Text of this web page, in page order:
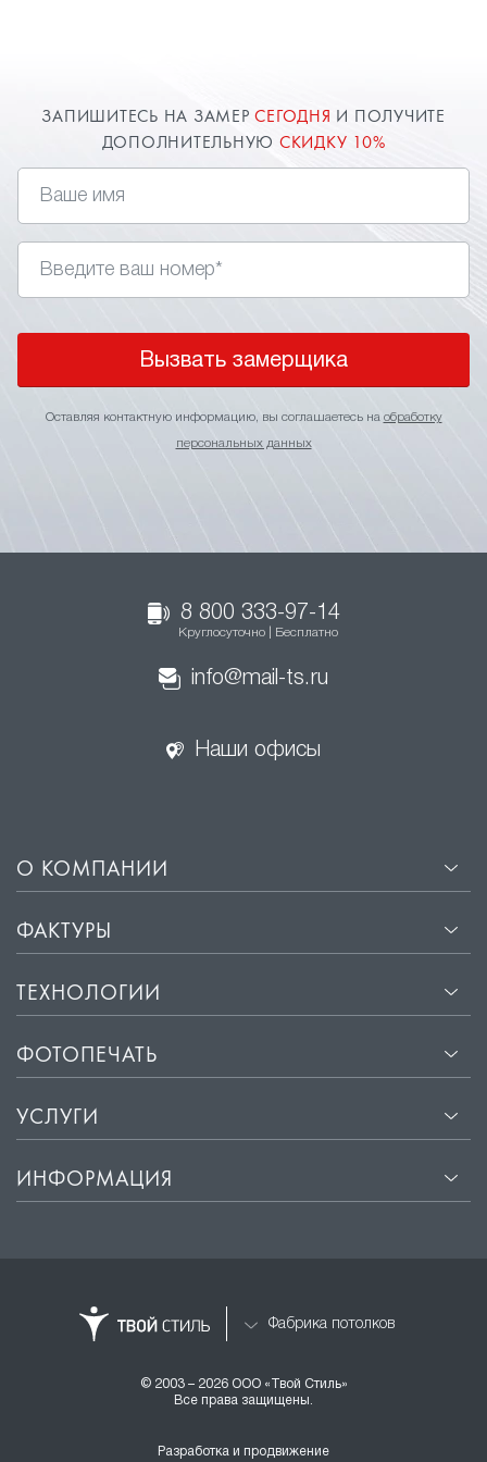
освещение. Заказать и установить натяжные
потолки в спальню вы можете через сайт.
ЗАПИШИТЕСЬ НА ЗАМЕРСЕГОДНЯ И ПОЛУЧИТЕ
ДОПОЛНИТЕЛЬНУЮ СКИДКУ 10%
Вызвать замерщика
Оставляя контактную информацию, вы соглашаетесь на обработку
персональных данных
8 800 333-97-14
Круглосуточно | Бесплатно
info@mail-ts.ru
Наши офисы
О КОМПАНИИ
ФАКТУРЫ
ТЕХНОЛОГИИ
ФОТОПЕЧАТЬ
УСЛУГИ
ИНФОРМАЦИЯ
Фабрика потолков
© 2003 – 2026 ООО «Твой Стиль»
Все права защищены.
Разработка и продвижение